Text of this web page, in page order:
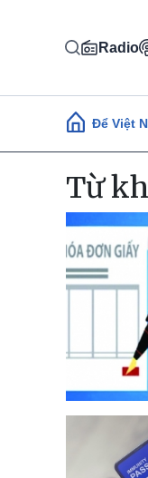
Radio
Main Để Việt
Từ